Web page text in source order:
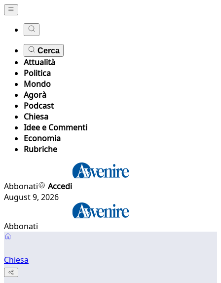
Cerca
Attualità
Politica
Mondo
Agorà
Podcast
Chiesa
Idee e Commenti
Economia
Rubriche
Abbonati
Accedi
August 9, 2026
Abbonati
Chiesa